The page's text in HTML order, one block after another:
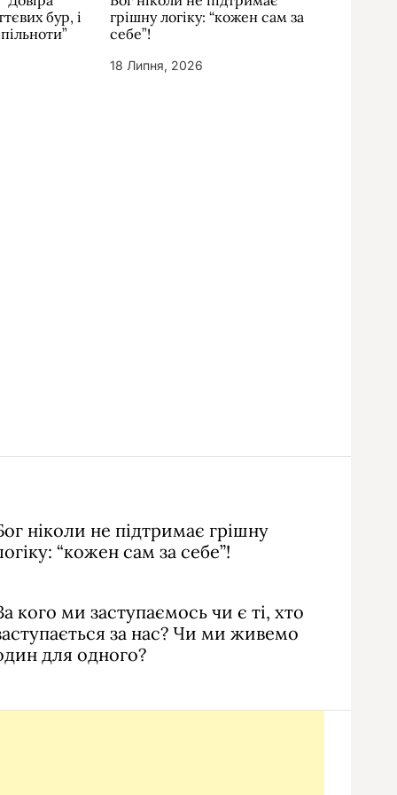
бур, і
грішну логіку: “кожен сам за
себе”!
18 Липня, 2026
ніколи не підтримає грішну
“кожен сам за себе”!
кого ми заступаємось чи є ті, хто
за нас? Чи ми живемо
для одного?